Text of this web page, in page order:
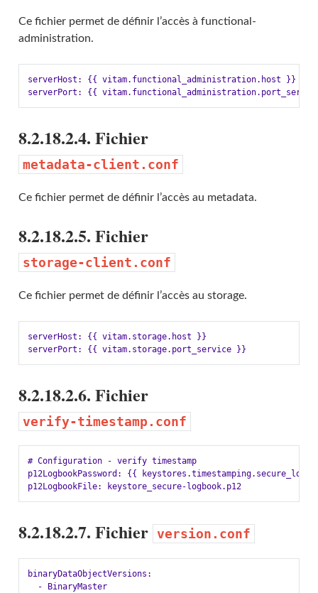
Ce fichier permet de définir l’accès à functional-
administration.
serverHost: {{ vitam.functional_administration.host }}
8.2.18.2.4. Fichier
metadata-client.conf
Ce fichier permet de définir l’accès au metadata.
8.2.18.2.5. Fichier
storage-client.conf
Ce fichier permet de définir l’accès au storage.
serverHost: {{ vitam.storage.host }}
8.2.18.2.6. Fichier
verify-timestamp.conf
# Configuration - verify timestamp
p12LogbookPassword: {{
p12LogbookFile: keystore_secure-logbook.p12
8.2.18.2.7. Fichier version.conf
binaryDataObjectVersions:
  - BinaryMaster